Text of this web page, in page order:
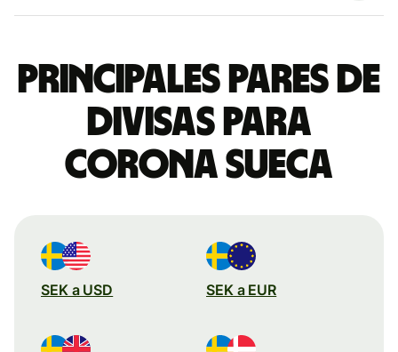
Principales pares de
divisas para
corona sueca
SEK a USD SEK a EUR